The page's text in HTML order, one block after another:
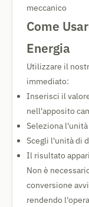
meccanico
Come
Energia
Utilizzare il
immediato:
Inserisci il
nell'apposito
Seleziona
Scegli l'unità di
Il risultato
Non è
conversione
rendendo